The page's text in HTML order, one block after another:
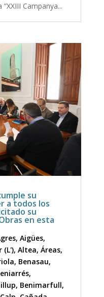
Campanya...
su
a todos los
su
en esta
, Aigües,
(L'), Altea, Áreas,
, Benasau,
,
, Benimarfull,